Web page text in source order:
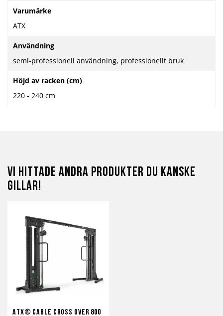
Varumärke
ATX
Användning
semi-professionell användning, professionellt bruk
Höjd av racken (cm)
220 - 240 cm
Vi hittade andra produkter du kanske
gillar!
ATX® Cable Cross Over 800